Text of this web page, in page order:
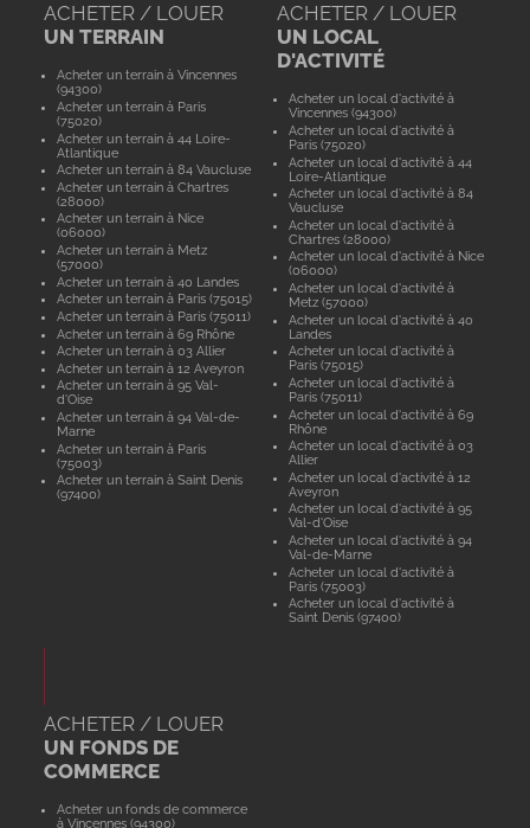
ACHETER / LOUER
UN TERRAIN
Acheter un terrain à Vincennes
(94300)
Acheter un terrain à Paris
(75020)
Acheter un terrain à 44 Loire-
Atlantique
Acheter un terrain à 84 Vaucluse
Acheter un terrain à Chartres
(28000)
Acheter un terrain à Nice
(06000)
Acheter un terrain à Metz
(57000)
Acheter un terrain à 40 Landes
Acheter un terrain à Paris (75015)
Acheter un terrain à Paris (75011)
Acheter un terrain à 69 Rhône
Acheter un terrain à 03 Allier
Acheter un terrain à 12 Aveyron
Acheter un terrain à 95 Val-
d'Oise
Acheter un terrain à 94 Val-de-
Marne
Acheter un terrain à Paris
(75003)
Acheter un terrain à Saint Denis
(97400)
ACHETER / LOUER
UN LOCAL
D'ACTIVITÉ
Acheter un local d'activité à
Vincennes (94300)
Acheter un local d'activité à
Paris (75020)
Acheter un local d'activité à 44
Loire-Atlantique
Acheter un local d'activité à 84
Vaucluse
Acheter un local d'activité à
Chartres (28000)
Acheter un local d'activité à Nice
(06000)
Acheter un local d'activité à
Metz (57000)
Acheter un local d'activité à 40
Landes
Acheter un local d'activité à
Paris (75015)
Acheter un local d'activité à
Paris (75011)
Acheter un local d'activité à 69
Rhône
Acheter un local d'activité à 03
Allier
Acheter un local d'activité à 12
Aveyron
Acheter un local d'activité à 95
Val-d'Oise
Acheter un local d'activité à 94
Val-de-Marne
Acheter un local d'activité à
Paris (75003)
Acheter un local d'activité à
Saint Denis (97400)
ACHETER / LOUER
UN FONDS DE
COMMERCE
Acheter un fonds de commerce
à Vincennes (94300)